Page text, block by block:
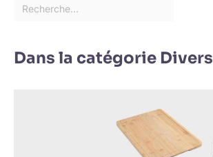
Dans la catégorie Divers